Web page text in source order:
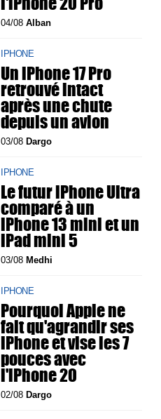
04/08Alban
IPHONE
Un iPhone 17 Pro
retrouvé intact
après une chute
depuis un avion
03/08 Dargo
IPHONE
Le futur iPhone Ultra
comparé à un
iPhone 13 mini et un
iPad mini 5
03/08 Medhi
IPHONE
Pourquoi Apple ne
fait qu'agrandir ses
iPhone et vise les 7
pouces avec
l'iPhone 20
02/08 Dargo